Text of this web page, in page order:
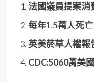
法國議員提案消
每年1.5萬人死
英美菸草人權報
CDC:5060萬美